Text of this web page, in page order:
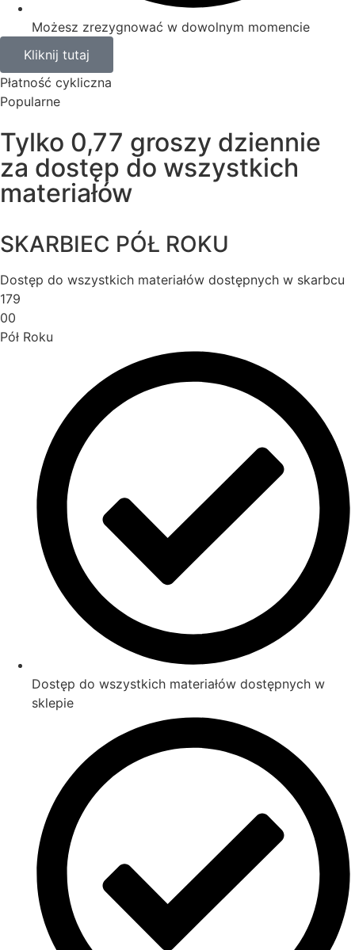
Możesz zrezygnować w dowolnym momencie
Kliknij tutaj
Płatność cykliczna
Popularne
Tylko 0,77 groszy dziennie
za dostęp do wszystkich
materiałów
SKARBIEC PÓŁ ROKU
Dostęp do wszystkich materiałów dostępnych w skarbcu
179
00
Pół Roku
Dostęp do wszystkich materiałów dostępnych w
sklepie